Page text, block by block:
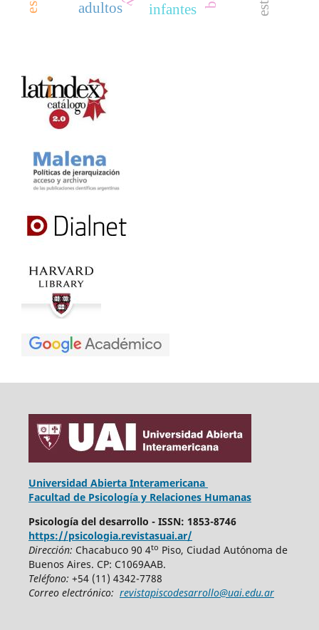
infantes
adultos
Universidad Abierta Interamericana
Facultad de Psicología y Relaciones Humanas
Psicología del desarrollo - ISSN: 1853-8746
https://psicologia.revistasuai.ar/
Dirección: Chacabuco 90 4to Piso, Ciudad Autónoma de
Buenos Aires. CP: C1069AAB.
Teléfono: +54 (11) 4342-7788
Correo electrónico: revistapiscodesarrollo@uai.edu.ar